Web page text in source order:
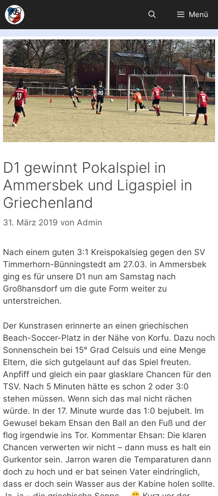
Zum
Inhalt
springen
Menü
D1 gewinnt Pokalspiel in
Ammersbek und Ligaspiel in
Griechenland
31. März 2019 von Admin
Nach einem guten 3:1 Kreispokalsieg gegen den SV
Timmerhorn-Bünningstedt am 27.03. in Ammersbek
ging es für unsere D1 nun am Samstag nach
Großhansdorf um die gute Form weiter zu
unterstreichen.
Der Kunstrasen erinnerte an einen griechischen
Beach-Soccer-Platz in der Nähe von Korfu. Dazu noch
Sonnenschein bei 15° Grad Celsuis und eine Menge
Eltern, die sich gutgelaunt auf das Spiel freuten.
Anpfiff und gleich ein paar glasklare Chancen für den
TSV. Nach 5 Minuten hätte es schon 2 oder 3:0
stehen müssen. Wenn sich das mal nicht rächen
würde. In der 17. Minute wurde das 1:0 bejubelt. Im
Gewusel bekam Ehsan den Ball an den Fuß und der
flog irgendwie ins Tor. Kommentar Ehsan: Die klaren
Chancen verwerten wir nicht – dann muss es halt ein
Gurkentor sein. Jarron waren die Temparaturen dann
doch zu hoch und er bat seinen Vater eindringlich,
dass er doch sein Wasser aus der Kabine holen sollte.